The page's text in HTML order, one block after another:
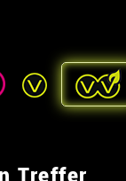
Treffer